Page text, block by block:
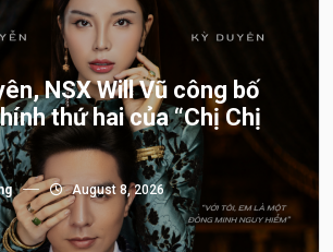
NSX Will Vũ công bố
thứ hai của “Chị Chị
August 8, 2026